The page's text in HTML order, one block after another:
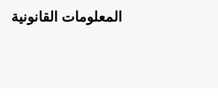
المعلومات القانونية